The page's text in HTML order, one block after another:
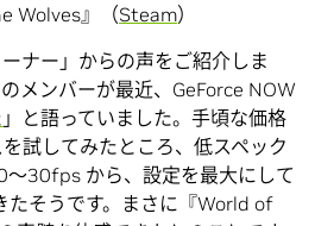
Wolves』（Steam）
ナー」からの声をご紹介しま
メンバーが最近、GeForce NOW
」と語っていました。手頃な価格
試してみたところ、低スペック
～30fps から、設定を最大にして
そうです。まさに『World of